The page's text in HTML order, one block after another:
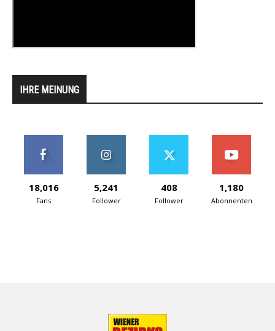
IHRE MEINUNG
18,016
Fans
5,241
Follower
408
Follower
1,180
Abonnenten